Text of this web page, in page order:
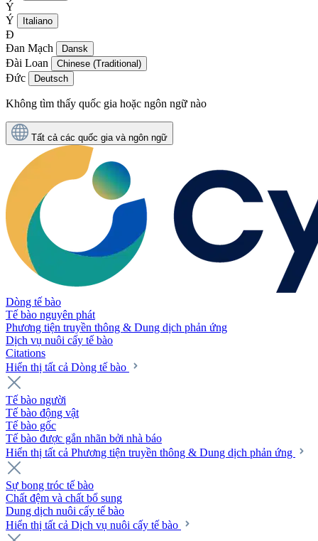
Ý
Ý
Italiano
Đ
Đan Mạch
Dansk
Đài Loan Chinese (Traditional)
Đức Deutsch
Không tìm thấy quốc gia hoặc ngôn ngữ nào
Tất cả các quốc gia và ngôn ngữ
Dòng tế bào
Tế bào nguyên phát
Phương tiện truyền thông & Dung dịch phản ứng
Dịch vụ nuôi cấy tế bào
Citations
Hiển thị tất cả Dòng tế bào
Tế bào người
Tế bào động vật
Tế bào gốc
Tế bào được gắn nhãn bởi nhà báo
Hiển thị tất cả Phương tiện truyền thông & Dung dịch phản ứng
Sự bong tróc tế bào
Chất đệm và chất bổ sung
Dung dịch nuôi cấy tế bào
Hiển thị tất cả Dịch vụ nuôi cấy tế bào